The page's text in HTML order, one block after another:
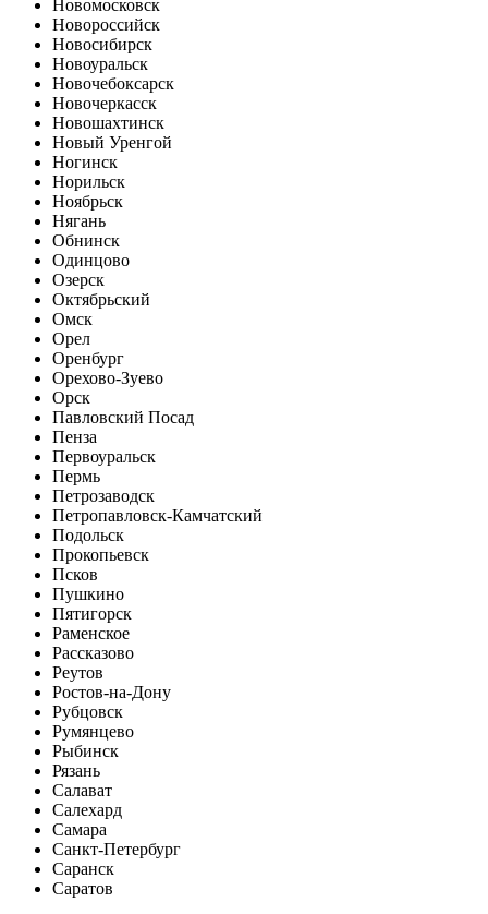
Новомосковск
Новороссийск
Новосибирск
Новоуральск
Новочебоксарск
Новочеркасск
Новошахтинск
Новый Уренгой
Ногинск
Норильск
Ноябрьск
Нягань
Обнинск
Одинцово
Озерск
Октябрьский
Омск
Орел
Оренбург
Орехово-Зуево
Орск
Павловский Посад
Пенза
Первоуральск
Пермь
Петрозаводск
Петропавловск-Камчатский
Подольск
Прокопьевск
Псков
Пушкино
Пятигорск
Раменское
Рассказово
Реутов
Ростов-на-Дону
Рубцовск
Румянцево
Рыбинск
Рязань
Салават
Салехард
Самара
Санкт-Петербург
Саранск
Саратов